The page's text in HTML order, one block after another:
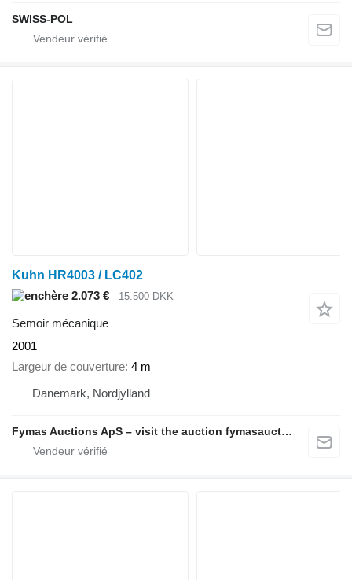
SWISS-POL
Kuhn HR4003 / LC402
2.073 €
15.500 DKK
Semoir mécanique
2001
Largeur de couverture 4 m
Danemark, Nordjylland
Fymas Auctions ApS – visit the auction fymasauctions.dk